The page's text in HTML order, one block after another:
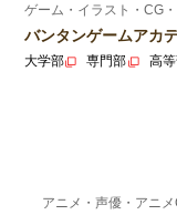
ゲーム・イラスト・CG
バンタンゲームアカ
大学部 専門部 高
アニメ・声優・アニ